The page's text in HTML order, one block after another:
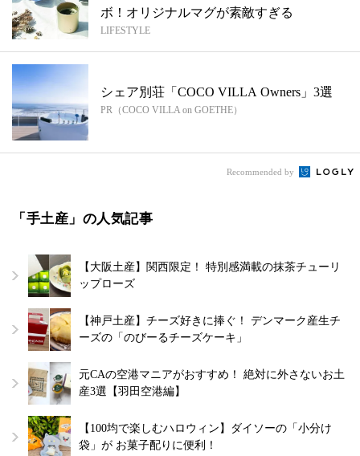
ボ！オリジナルマグが素敵すぎる
LIFESTYLE
シェア別荘「COCO VILLA Owners」3選
PR（COCO VILLA on GOETHE）
Recommended by
「手土産」の人気記事
【大阪土産】関西限定！ 特別感満載の抹茶チューリ
ップローズ
【神戸土産】チーズ好きに捧ぐ！ デンマーク産生チ
ーズの「のびーるチーズケーキ」
元CAの空港マニアがおすすめ！ 絶対に外さないお土
産3選【羽田空港編】
【100均で楽しむハロウィン】ダイソーの「小分け
袋」が お菓子配りに便利！